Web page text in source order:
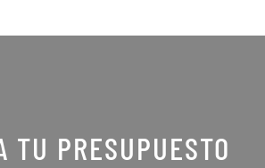
TU PRESUPUESTO